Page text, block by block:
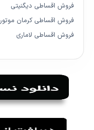
فروش اقساطی دیگنیتی
فروش اقساطی کرمان موتور
فروش اقساطی لاماری